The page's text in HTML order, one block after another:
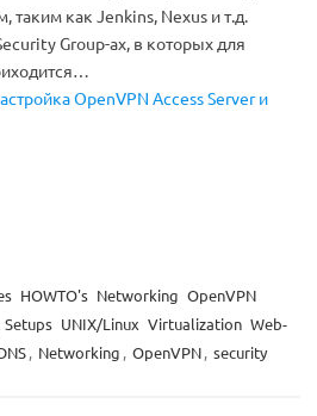
таким как Jenkins, Nexus и т.д.
Group-ах, в которых для
OpenVPN Access Server и
HOWTO's Networking OpenVPN
Setups UNIX/Linux Virtualization Web-
, Networking , OpenVPN, security